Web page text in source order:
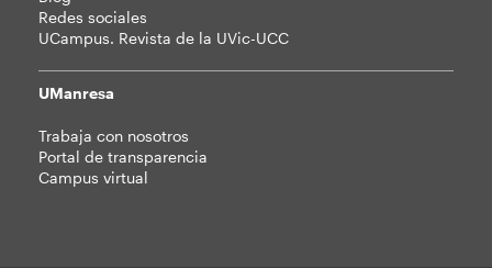
Redes sociales
UCampus. Revista de la UVic-UCC
UManresa
Trabaja con nosotros
Portal de transparencia
Campus virtual